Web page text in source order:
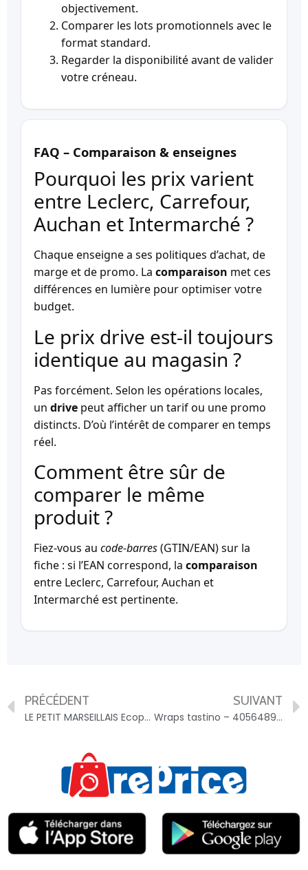
objectivement.
Comparer les lots promotionnels avec le
format standard.
Regarder la disponibilité avant de valider
votre créneau.
FAQ – Comparaison & enseignes
Pourquoi les prix varient
entre Leclerc, Carrefour,
Auchan et Intermarché ?
Chaque enseigne a ses politiques d’achat, de
marge et de promo. La comparaison met ces
différences en lumière pour optimiser votre
budget.
Le prix drive est-il toujours
identique au magasin ?
Pas forcément. Selon les opérations locales,
un drive peut afficher un tarif ou une promo
distincts. D’où l’intérêt de comparer en temps
réel.
Comment être sûr de
comparer le même
produit ?
Fiez-vous au code-barres(GTIN/EAN) sur la
fiche : si l’EAN correspond, la comparaison
entre Leclerc, Carrefour, Auchan et
Intermarché est pertinente.
PRÉCÉDENT
LE PETIT MARSEILLAIS Ecopack recharge 500ml pêche blanche bio et nectarine bio – 3574661813622
SUIVANT
Wraps tastino – 4056489374763